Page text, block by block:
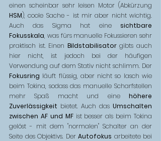
HSM), coole Sache - ist mir aber nicht wichtig.
Auch das Sigma hat eine sichtbare
Fokusskala, was fürs manuelle Fokussieren sehr
praktisch ist. Einen Bildstabilisator gibts auch
hier nicht, ist jedoch bei der häufigen
Fokusring läuft flüssig, aber nicht so lasch wie
beim Tokina, sodass das manuelle Scharfstellen
mehr Spaß macht und eine höhere
Zuverlässigkeit bietet. Auch das Umschalten
zwischen AF und MF ist besser als beim Tokina
gelöst - mit dem "normalen" Schalter an der
Seite des Objektivs. Der Autofokus arbeitete bei